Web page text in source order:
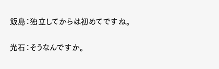
飯島：独立してからは初めてですね。
光石：そうなんですか。